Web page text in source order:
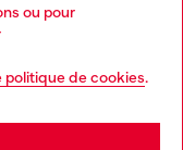
ou pour
politique de cookies.
Language: FR
but it seems you